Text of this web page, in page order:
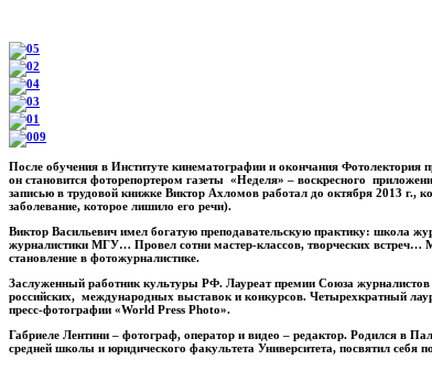
После обучения в Институте кинематографии и окончания
он становится фоторепортером газеты «Неделя» – воскресного
записью в трудовой книжке Виктор Ахломов работал до октября 2013 г.,
заболевание, которое лишило его речи).
Виктор Васильевич имел богатую преподавательскую практику: школа
журналистики МГУ… Провел сотни мастер-классов, творческих
становление в фотожурналистике.
Заслуженный работник культуры РФ. Лауреат премии Союза
российских, международных выставок и конкурсов. Четырехкратный
пресс-фотографии «World Press Photo».
Габриеле Лентини – фотограф, оператор и видео – редактор. Родился в
средней школы и юридического факультета Университета, посвятил себя